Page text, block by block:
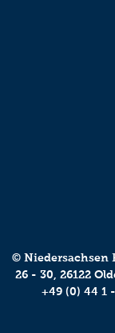
© Niedersachsen
26 - 30, 26122
+49 (0) 44 1